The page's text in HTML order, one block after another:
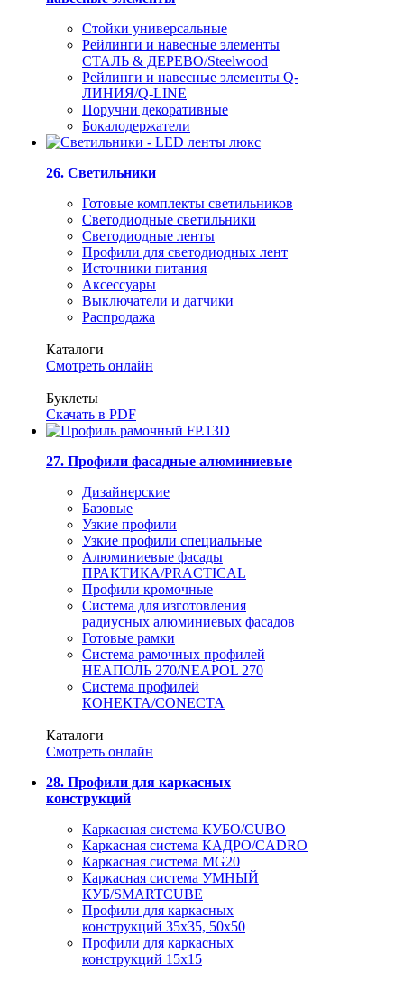
Стойки универсальные
Рейлинги и навесные элементы
СТАЛЬ & ДЕРЕВО/Steelwood
Рейлинги и навесные элементы Q-
ЛИНИЯ/Q-LINE
Поручни декоративные
Бокалодержатели
26. Светильники
Готовые комплекты светильников
Светодиодные светильники
Светодиодные ленты
Профили для светодиодных лент
Источники питания
Аксессуары
Выключатели и датчики
Распродажа
Каталоги
Смотреть онлайн
Буклеты
Скачать в PDF
27. Профили фасадные алюминиевые
Дизайнерские
Базовые
Узкие профили
Узкие профили специальные
Алюминиевые фасады
ПРАКТИКА/PRACTICAL
Профили кромочные
Система для изготовления
радиусных алюминиевых фасадов
Готовые рамки
Система рамочных профилей
НЕАПОЛЬ 270/NEAPOL 270
Система профилей
КОНЕКТА/CONECTA
Каталоги
Смотреть онлайн
28. Профили для каркасных
конструкций
Каркасная система КУБО/CUBO
Каркасная система КАДРО/CADRO
Каркасная система MG20
Каркасная система УМНЫЙ
КУБ/SMARTCUBE
Профили для каркасных
конструкций 35x35, 50x50
Профили для каркасных
конструкций 15х15